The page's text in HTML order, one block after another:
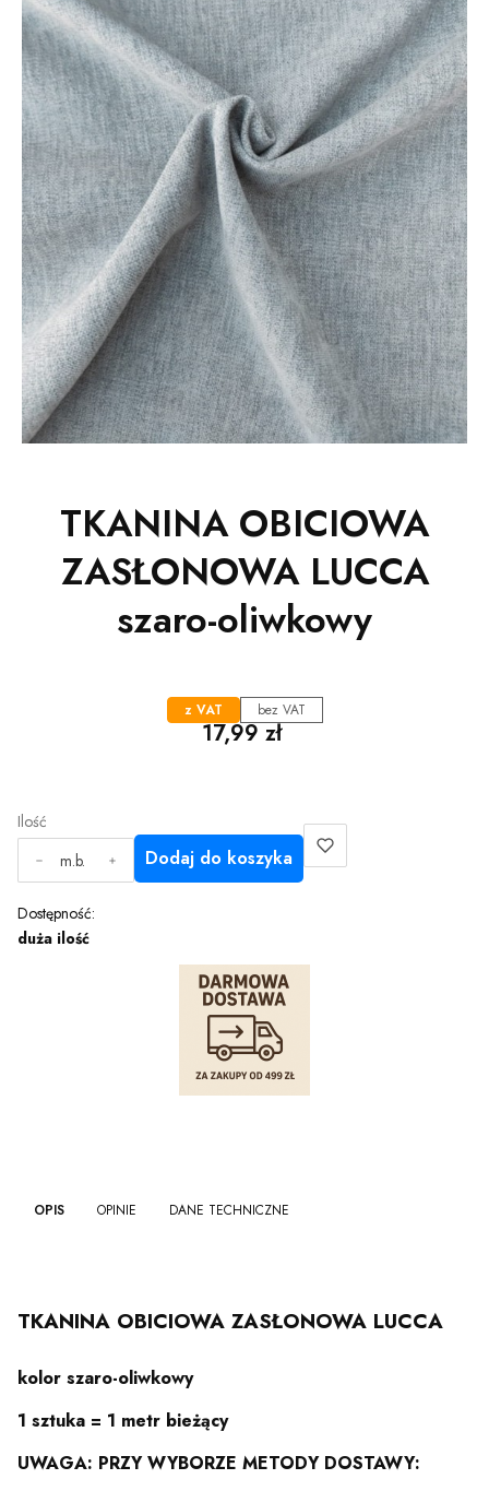
TKANINA OBICIOWA
ZASŁONOWA LUCCA
szaro-oliwkowy
z VAT bez VAT
Cena
17,99 zł
Ilość
m.b.
Dodaj do koszyka
Dostępność:
duża ilość
OPIS OPINIE DANE TECHNICZNE
TKANINA OBICIOWA ZASŁONOWA LUCCA
kolor szaro-oliwkowy
1 sztuka = 1 metr bieżący
UWAGA: PRZY WYBORZE METODY DOSTAWY: